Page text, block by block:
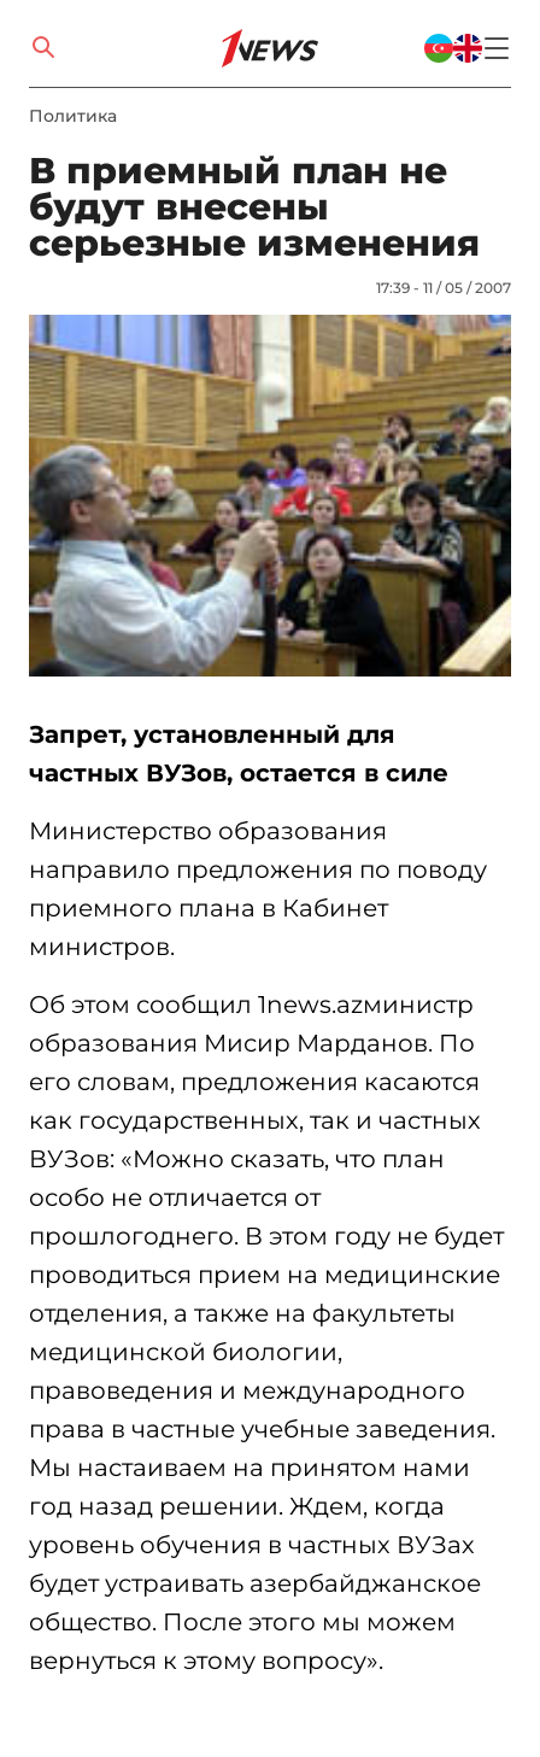
Политика
В приемный план не
будут внесены
серьезные изменения
17:39 - 11 / 05 / 2007
Запрет, установленный для
частных ВУЗов, остается в силе
Министерство образования
направило предложения по поводу
приемного плана в Кабинет
министров.
Об этом сообщил 1news.azминистр
образования Мисир Марданов. По
его словам, предложения касаются
как государственных, так и частных
ВУЗов: «Можно сказать, что план
особо не отличается от
прошлогоднего. В этом году не будет
проводиться прием на медицинские
отделения, а также на факультеты
медицинской биологии,
правоведения и международного
права в частные учебные заведения.
Мы настаиваем на принятом нами
год назад решении. Ждем, когда
уровень обучения в частных ВУЗах
будет устраивать азербайджанское
общество. После этого мы можем
вернуться к этому вопросу».